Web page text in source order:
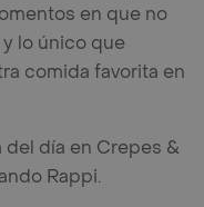
en que no
lo único que
comida favorita en
día en Crepes &
Rappi.